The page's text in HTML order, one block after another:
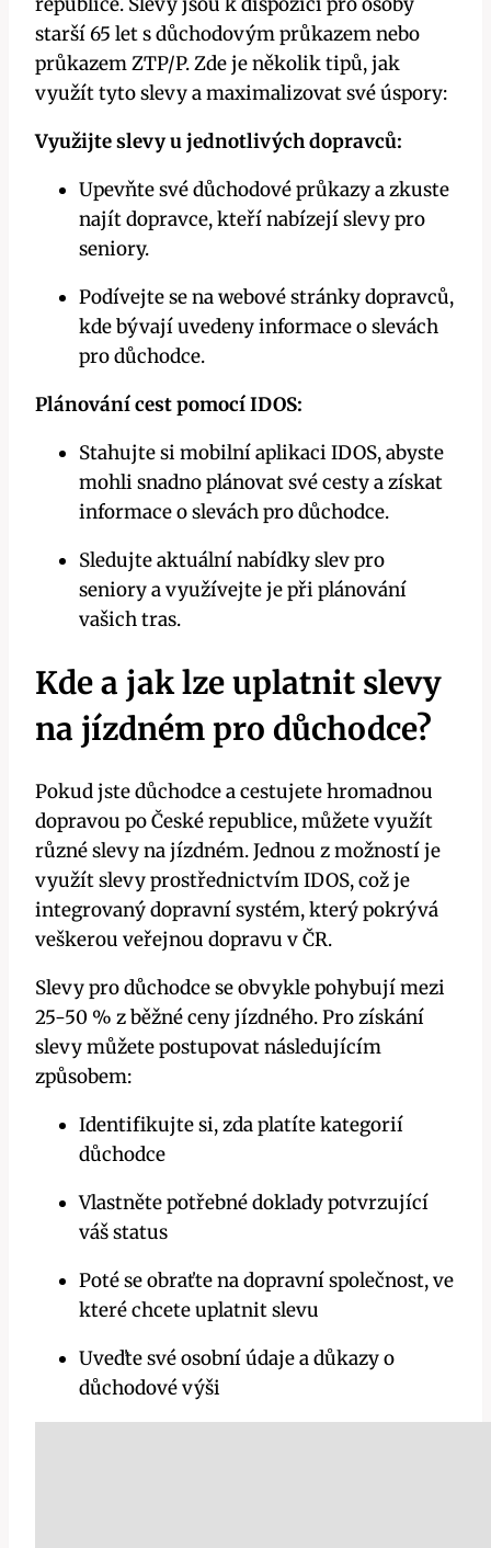
starší 65 let s ​důchodovým průkazem nebo
⁢průkazem​ ZTP/P. Zde je několik tipů, jak
využít tyto slevy‌ a maximalizovat své úspory:
Využijte slevy u jednotlivých dopravců:
Upevňte své důchodové průkazy ‌a ⁢zkuste
najít dopravce, kteří nabízejí ⁤slevy pro‌
seniory.
Podívejte se na webové stránky dopravců,‌
kde bývají uvedeny informace o​ slevách
pro‌ důchodce.
Plánování cest pomocí IDOS:
Stahujte si ‍mobilní aplikaci IDOS,⁣ abyste
mohli snadno plánovat své cesty a‌ získat⁣
informace o slevách pro důchodce.
Sledujte⁢ aktuální nabídky slev pro
seniory a využívejte je při plánování
vašich tras.
Kde a‍ jak lze uplatnit slevy
na jízdném ‌pro důchodce?
Pokud‌ jste důchodce a cestujete ⁢hromadnou
dopravou po České republice, ⁢můžete využít
různé slevy⁤ na jízdném. Jednou z možností je
využít slevy prostřednictvím IDOS, což je
integrovaný dopravní systém, který pokrývá
‍veškerou veřejnou dopravu v ČR.
Slevy pro‍ důchodce se obvykle⁢ pohybují ‌mezi
‍25-50‌ % z ⁤běžné‌ ceny jízdného. Pro získání
‍slevy můžete ‍postupovat následujícím
způsobem:
Identifikujte si, zda platíte​ kategorií
důchodce
Vlastněte potřebné doklady potvrzující
váš status
Poté se obraťte na dopravní společnost,⁤ ve
⁤které⁢ chcete uplatnit slevu
Uveďte své osobní údaje ‍a důkazy⁣ o⁤
důchodové výši